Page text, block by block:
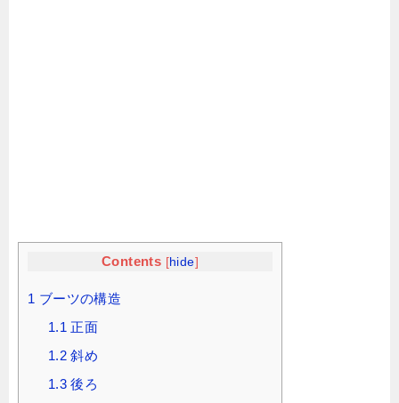
Contents [hide]
1 ブーツの構造
1.1 正面
1.2 斜め
1.3 後ろ